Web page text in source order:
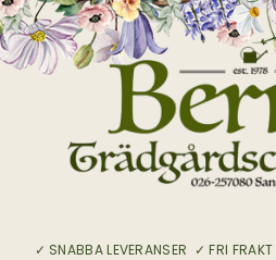
✓ SNABBA LEVERANSER ✓ FRI